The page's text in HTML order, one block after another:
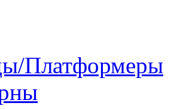
Платформеры